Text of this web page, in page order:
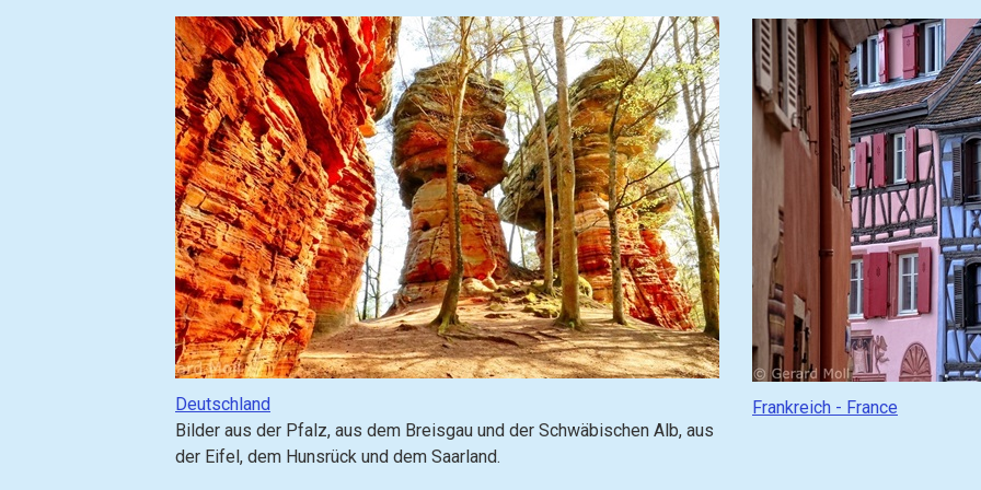
z
u
(
g
o
t
o
)
:
e
h
e
Deutschland
Bilder aus der Pfalz, aus dem Breisgau und der Schwäbischen Alb, aus
der Eifel, dem Hunsrück und dem Saarland.
z
(
g
e
Frankreich - France